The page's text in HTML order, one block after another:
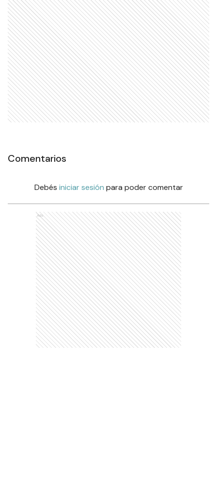
Comentarios
Debés iniciar sesión para poder comentar
Ads